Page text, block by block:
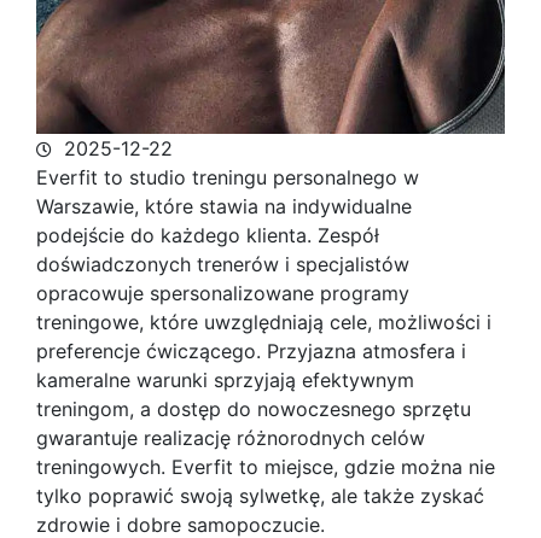
2025-12-22
Everfit to studio treningu personalnego w
Warszawie, które stawia na indywidualne
podejście do każdego klienta. Zespół
doświadczonych trenerów i specjalistów
opracowuje spersonalizowane programy
treningowe, które uwzględniają cele, możliwości i
preferencje ćwiczącego. Przyjazna atmosfera i
kameralne warunki sprzyjają efektywnym
treningom, a dostęp do nowoczesnego sprzętu
gwarantuje realizację różnorodnych celów
treningowych. Everfit to miejsce, gdzie można nie
tylko poprawić swoją sylwetkę, ale także zyskać
zdrowie i dobre samopoczucie.